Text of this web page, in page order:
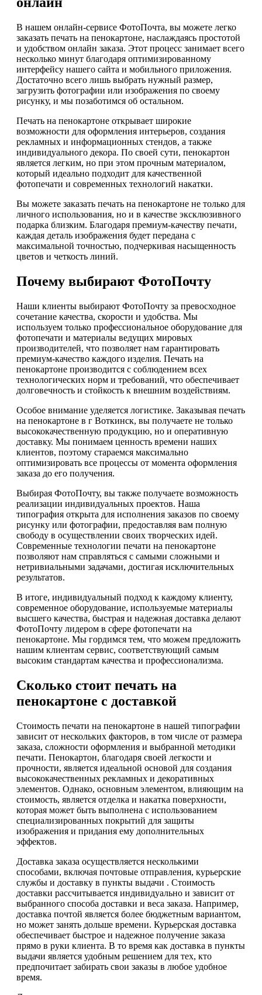
В нашем онлайн-сервисе ФотоПочта, вы можете легко
заказать печать на пенокартоне, наслаждаясь простотой
и удобством онлайн заказа. Этот процесс занимает всего
несколько минут благодаря оптимизированному
интерфейсу нашего сайта и мобильного приложения.
Достаточно всего лишь выбрать нужный размер,
загрузить фотографии или изображения по своему
рисунку, и мы позаботимся об остальном.
Печать на пенокартоне открывает широкие
возможности для оформления интерьеров, создания
рекламных и информационных стендов, а также
индивидуального декора. По своей сути, пенокартон
является легким, но при этом прочным материалом,
который идеально подходит для качественной
фотопечати и современных технологий накатки.
Вы можете заказать печать на пенокартоне не только для
личного использования, но и в качестве эксклюзивного
подарка близким. Благодаря премиум-качеству печати,
каждая деталь изображения будет передана с
максимальной точностью, подчеркивая насыщенность
цветов и четкость линий.
Почему выбирают ФотоПочту
Наши клиенты выбирают ФотоПочту за превосходное
сочетание качества, скорости и удобства. Мы
используем только профессиональное оборудование для
фотопечати и материалы ведущих мировых
производителей, что позволяет нам гарантировать
премиум-качество каждого изделия. Печать на
пенокартоне производится с соблюдением всех
технологических норм и требований, что обеспечивает
долговечность и стойкость к внешним воздействиям.
Особое внимание уделяется логистике. Заказывая печать
на пенокартоне в г Воткинск, вы получаете не только
высококачественную продукцию, но и оперативную
доставку. Мы понимаем ценность времени наших
клиентов, поэтому стараемся максимально
оптимизировать все процессы от момента оформления
заказа до его получения.
Выбирая ФотоПочту, вы также получаете возможность
реализации индивидуальных проектов. Наша
типография открыта для исполнения заказов по своему
рисунку или фотографии, предоставляя вам полную
свободу в осуществлении своих творческих идей.
Современные технологии печати на пенокартоне
позволяют нам справляться с самыми сложными и
нетривиальными задачами, достигая исключительных
результатов.
В итоге, индивидуальный подход к каждому клиенту,
современное оборудование, используемые материалы
высшего качества, быстрая и надежная доставка делают
ФотоПочту лидером в сфере фотопечати на
пенокартоне. Мы гордимся тем, что можем предложить
нашим клиентам сервис, соответствующий самым
высоким стандартам качества и профессионализма.
Сколько стоит печать на
пенокартоне с доставкой
Стоимость печати на пенокартоне в нашей типографии
зависит от нескольких факторов, в том числе от размера
заказа, сложности оформления и выбранной методики
печати. Пенокартон, благодаря своей легкости и
прочности, является идеальной основой для создания
высококачественных рекламных и декоративных
элементов. Однако, основным элементом, влияющим на
стоимость, является отделка и накатка поверхности,
которая может быть выполнена с использованием
специализированных покрытий для защиты
изображения и придания ему дополнительных
эффектов.
Доставка заказа осуществляется несколькими
способами, включая почтовые отправления, курьерские
службы и доставку в пункты выдачи . Стоимость
доставки рассчитывается индивидуально и зависит от
выбранного способа доставки и веса заказа. Например,
доставка почтой является более бюджетным вариантом,
но может занять дольше времени. Курьерская доставка
обеспечивает быстрое и надежное получение заказа
прямо в руки клиента. В то время как доставка в пункты
выдачи является удобным решением для тех, кто
предпочитает забирать свои заказы в любое удобное
время.